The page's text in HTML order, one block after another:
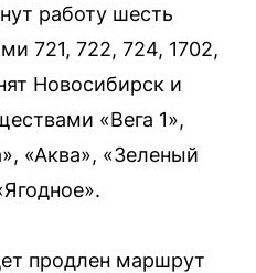
работу шесть
721, 722, 724, 1702,
Новосибирск и
«Вега 1»,
«Аква», «Зеленый
продлен маршрут